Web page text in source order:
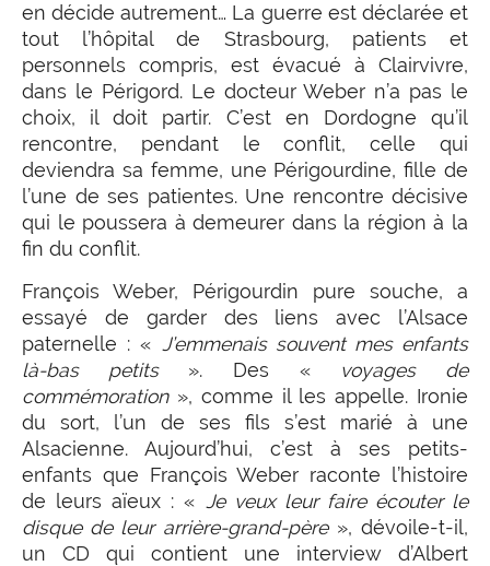
en décide autrement… La guerre est déclarée et
tout l’hôpital de Strasbourg, patients et
personnels compris, est évacué à Clairvivre,
dans le Périgord. Le docteur Weber n’a pas le
choix, il doit partir. C’est en Dordogne qu’il
rencontre, pendant le conflit, celle qui
deviendra sa femme, une Périgourdine, fille de
l’une de ses patientes. Une rencontre décisive
qui le poussera à demeurer dans la région à la
fin du conflit.
François Weber, Périgourdin pure souche, a
essayé de garder des liens avec l’Alsace
paternelle : « J’emmenais souvent mes enfants
là-bas petits». Des « voyages de
commémoration», comme il les appelle. Ironie
du sort, l’un de ses fils s’est marié à une
Alsacienne. Aujourd’hui, c’est à ses petits-
enfants que François Weber raconte l’histoire
de leurs aïeux : « Je veux leur faire écouter le
disque de leur arrière-grand-père», dévoile-t-il,
un CD qui contient une interview d’Albert